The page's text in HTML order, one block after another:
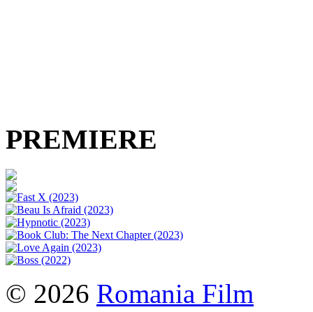
PREMIERE
© 2026 Romania Film